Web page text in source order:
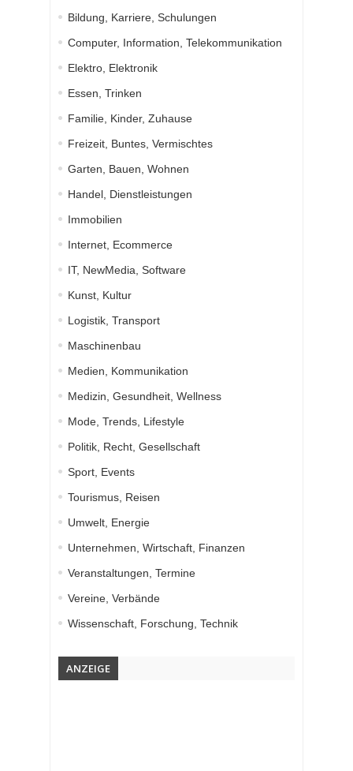
Bildung, Karriere, Schulungen
Computer, Information, Telekommunikation
Elektro, Elektronik
Essen, Trinken
Familie, Kinder, Zuhause
Freizeit, Buntes, Vermischtes
Garten, Bauen, Wohnen
Handel, Dienstleistungen
Immobilien
Internet, Ecommerce
IT, NewMedia, Software
Kunst, Kultur
Logistik, Transport
Maschinenbau
Medien, Kommunikation
Medizin, Gesundheit, Wellness
Mode, Trends, Lifestyle
Politik, Recht, Gesellschaft
Sport, Events
Tourismus, Reisen
Umwelt, Energie
Unternehmen, Wirtschaft, Finanzen
Veranstaltungen, Termine
Vereine, Verbände
Wissenschaft, Forschung, Technik
ANZEIGE